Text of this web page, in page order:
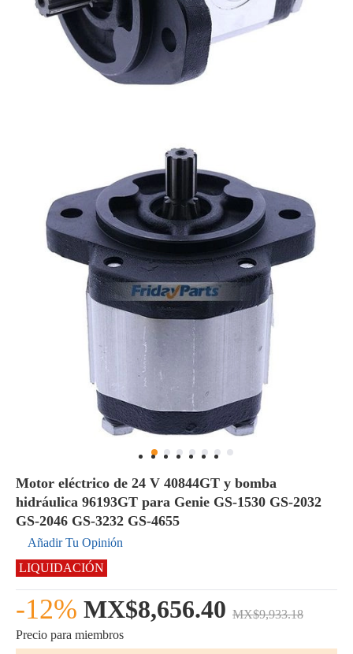
Motor eléctrico de 24 V 40844GT y bomba
hidráulica 96193GT para Genie GS-1530 GS-2032
GS-2046 GS-3232 GS-4655
Añadir Tu Opinión
LIQUIDACIÓN
-12% MX$8,656.40 MX$9,933.18
Precio para miembros